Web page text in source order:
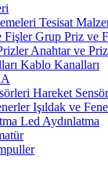
Tesisat
Grup Priz ve
Anahtar ve
Kablo Kanalları
Hareket
Işıldak ve
Led Aydınlatma